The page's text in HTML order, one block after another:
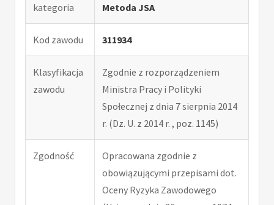
kategoria
Metoda JSA
Kod zawodu 311934
Klasyfikacja
zawodu
Zgodnie z rozporządzeniem
Ministra Pracy i Polityki
Społecznej z dnia 7 sierpnia 2014
r. (Dz. U. z 2014 r. , poz. 1145)
Zgodność
Opracowana zgodnie z
obowiązującymi przepisami dot.
Oceny Ryzyka Zawodowego